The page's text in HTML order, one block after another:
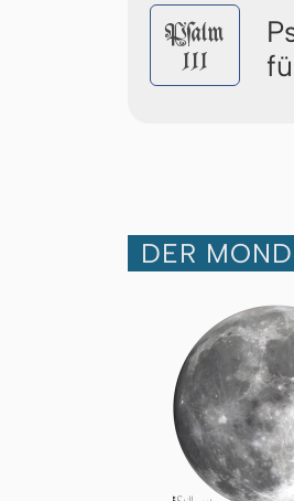
Pſalm
111
DER